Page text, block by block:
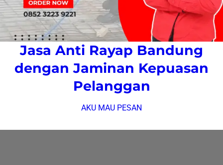
Jasa Anti Rayap Bandung
dengan Jaminan Kepuasan
Pelanggan
AKU MAU PESAN